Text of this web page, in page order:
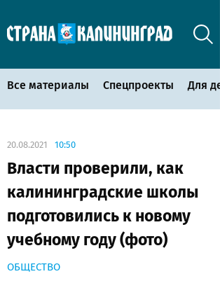
Все материалы Спецпроекты Для
20.08.2021 10:50
Власти проверили, как
калининградские школы
подготовились к новому
учебному году (фото)
ОБЩЕСТВО